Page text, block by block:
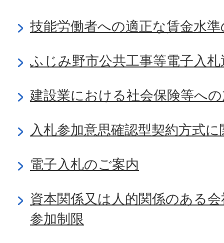
技能労働者への適正な賃金水
ふじみ野市公共工事等電子入
建設業における社会保険等へ
入札参加意思確認型契約方式
電子入札のご案内
資本関係又は人的関係のある
参加制限